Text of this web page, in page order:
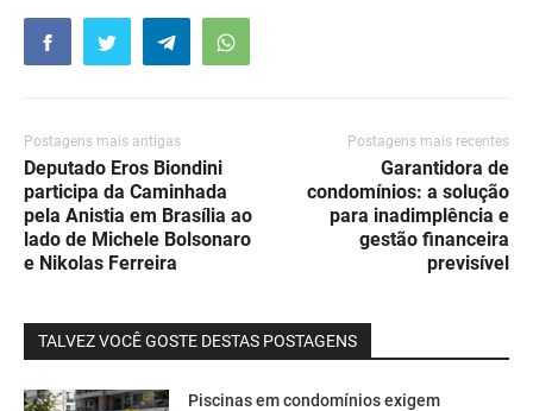
Postagens mais antigas
Deputado Eros Biondini
participa da Caminhada
pela Anistia em Brasília ao
lado de Michele Bolsonaro
e Nikolas Ferreira
Postagens mais recentes
Garantidora de
condomínios: a solução
para inadimplência e
gestão financeira
previsível
TALVEZ VOCÊ GOSTE DESTAS POSTAGENS
Piscinas em condomínios exigem